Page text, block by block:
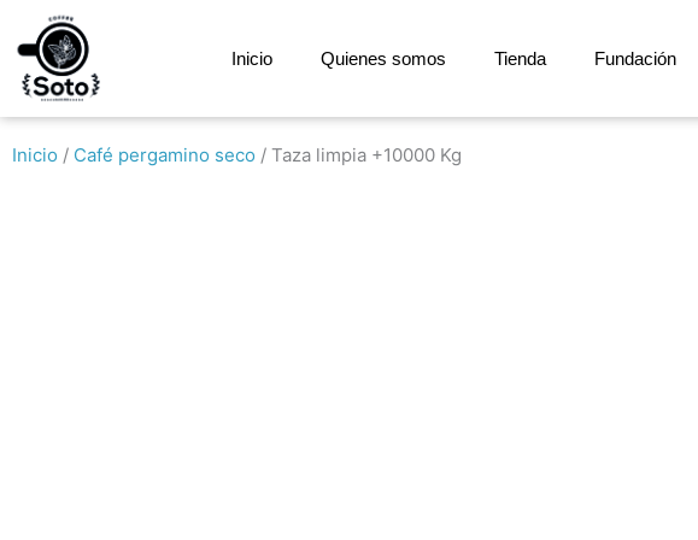
contenido
Inicio Quienes somos Tienda Fundación
Inicio / Café pergamino seco / Taza limpia +10000 Kg